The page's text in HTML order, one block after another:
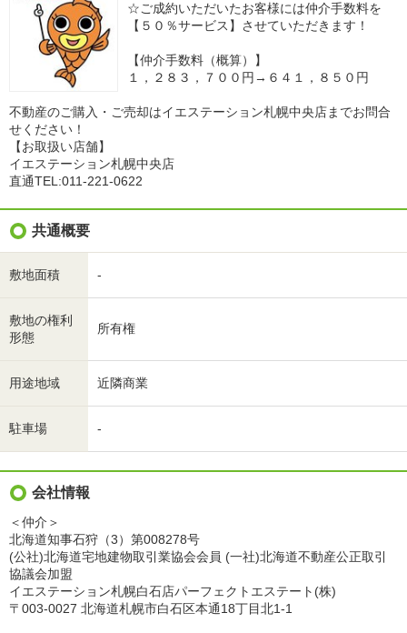
☆ご成約いただいたお客様には仲介手数料を
【５０％サービス】させていただきます！
【仲介手数料（概算）】
１，２８３，７００円→６４１，８５０円
不動産のご購入・ご売却はイエステーション札幌中央店までお問合
せください！
【お取扱い店舗】
イエステーション札幌中央店
直通TEL:011-221-0622
共通概要
敷地面積 -
敷地の権利
形態
所有権
用途地域 近隣商業
駐車場 -
会社情報
＜仲介＞
北海道知事石狩（3）第008278号
(公社)北海道宅地建物取引業協会会員 (一社)北海道不動産公正取引
協議会加盟
イエステーション札幌白石店パーフェクトエステート(株)
〒003-0027 北海道札幌市白石区本通18丁目北1-1